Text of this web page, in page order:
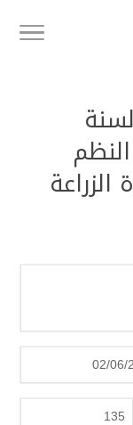
رقم (135) لسنة
الزراعة
02/06/
135